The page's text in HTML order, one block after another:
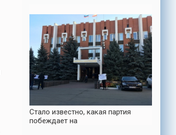
Стало известно, какая партия
побеждает на